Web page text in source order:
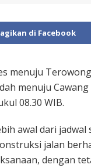
di Facebook
menuju
menuju
08.30 WIB.
awal dari jadwal
jalan
dengan